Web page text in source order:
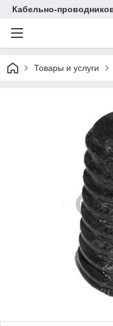
Кабельно-
Товары и услуги